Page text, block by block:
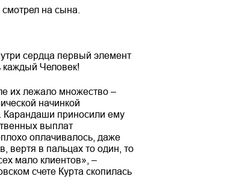
на сына.
сердца первый элемент
каждый Человек!
их лежало множество –
начинкой
Карандаши приносили ему
выплат
оплачивалось, даже
вертя в пальцах то один, то
мало клиентов», –
счете Курта скопилась